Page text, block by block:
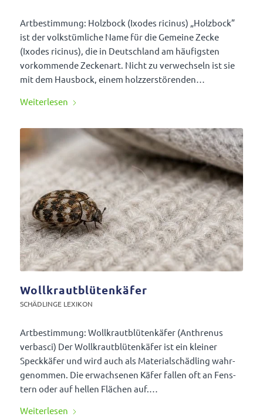
Artbe­stim­mung: Holz­bock (Ixodes ricinus) „Holz­bock”
ist der volks­tüm­liche Name für die Gemeine Zecke
(Ixodes ricinus), die in Deutsch­land am häufigsten
vorkom­mende Zeckenart. Nicht zu verwech­seln ist sie
mit dem Haus­bock, einem holz­zer­stö­renden…
Weiter­lesen
Wollkrautblütenkäfer
SCHÄD­LINGE LEXIKON
Artbe­stim­mung: Woll­kraut­blü­ten­käfer (Anth­renus
verbasci) Der Woll­kraut­blü­ten­käfer ist ein kleiner
Speck­käfer und wird auch als Mate­ri­al­schäd­ling wahr­
ge­nommen. Die erwach­senen Käfer fallen oft an Fens­
tern oder auf hellen Flächen auf.…
Weiter­lesen